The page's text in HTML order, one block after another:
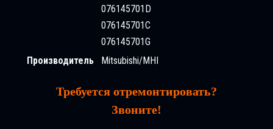
076145701D
076145701C
076145701G
Производитель
Mitsubishi/MHI
Требуется отремонтировать?
Звоните!